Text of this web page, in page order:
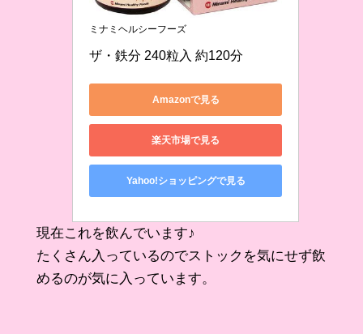
ミナミヘルシーフーズ
ザ・鉄分 240粒入 約120分
Amazonで見る
楽天市場で見る
Yahoo!ショッピングで見る
現在これを飲んでいます♪
たくさん入っているのでストックを気にせず飲
めるのが気に入っています。